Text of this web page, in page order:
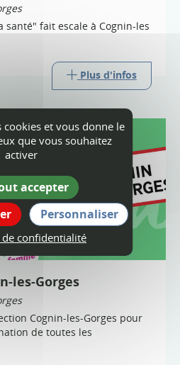
santé" fait escale à Cognin-les
Plus d'infos
les-Gorges
Cognin-les-Gorges pour
de toutes les
cookies et vous donne le
que vous souhaitez
activer
accepter
Personnaliser
confidentialité